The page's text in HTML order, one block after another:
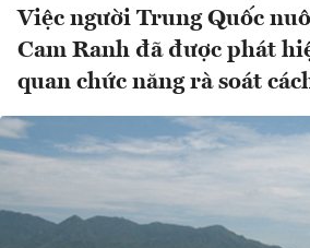
Việc người Trung Quốc
Cam Ranh đã được phát
quan chức năng rà soát